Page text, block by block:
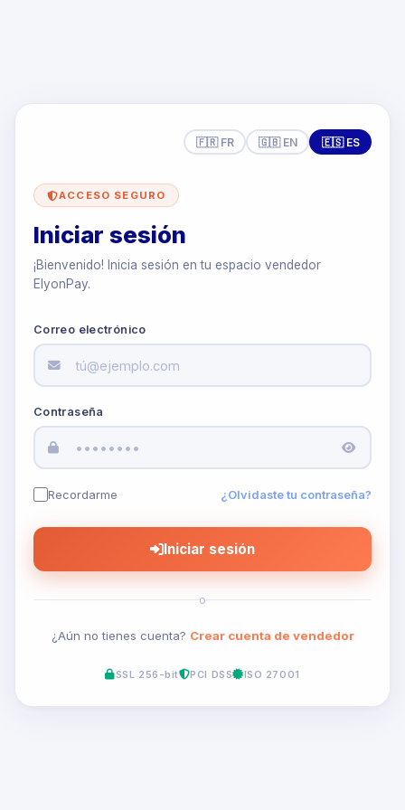
🇫🇷 FR 🇬🇧 EN 🇪🇸 ES
ACCESO SEGURO
Iniciar sesión
¡Bienvenido! Inicia sesión en tu espacio vendedor
ElyonPay.
Correo electrónico
Contraseña
Recordarme ¿Olvidaste tu contraseña?
Iniciar sesión
o
¿Aún no tienes cuenta? Crear cuenta de vendedor
SSL 256-bit PCI DSS ISO 27001